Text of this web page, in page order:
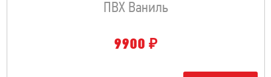
ПВХ Ваниль
9900 ₽